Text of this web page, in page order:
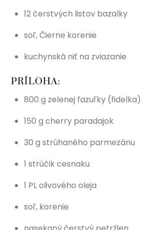
12 čerstvých listov bazalky
soľ, Čierne korenie
kuchynská niť na zviazanie
PRÍLOHA:
800 g zelenej fazuľky (fidelka)
150 g cherry paradajok
30 g strúhaného parmezánu
1 strúčik cesnaku
1 PL olivového oleja
soľ, korenie